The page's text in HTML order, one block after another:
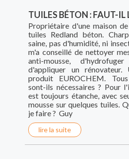
TUILES BÉTON : FAUT-IL
Propriétaire d'une maison
tuiles Redland béton.
saine, pas d'humidité, ni
m'a conseillé de nettoyer
anti-mousse,
d'appliquer un rénovateur.
produit EUROCHEM.
sont-ils nécessaires ? Pour
est toujours étanche, avec
mousse sur quelques tuiles.
je faire ? Guy
lire la suite